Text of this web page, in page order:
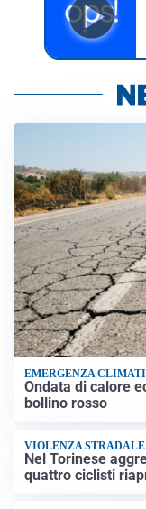
EMERGENZA
Ondata di calore
bollino rosso
VIOLENZA STRADALE
Nel Torinese
quattro ciclisti